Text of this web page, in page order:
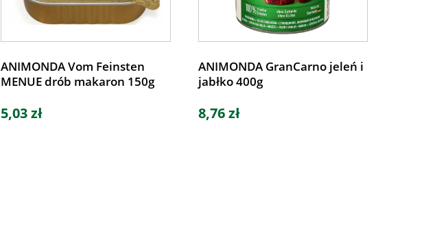
ANIMONDA Vom Feinsten
MENUE drób makaron 150g
5,03 zł
ANIMONDA GranCarno jeleń i
jabłko 400g
8,76 zł